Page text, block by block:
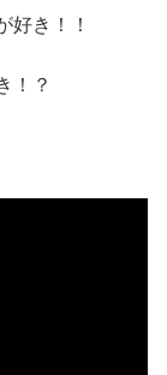
好き！！
！？